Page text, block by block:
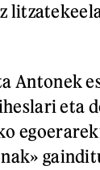
Antonek
eta